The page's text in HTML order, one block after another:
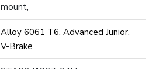
mount,
Alloy 6061 T6, Advanced Junior,
V-Brake